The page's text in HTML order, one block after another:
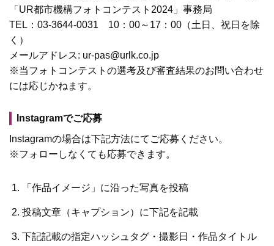
「UR都市機構フォトコンテスト2024」事務局
TEL：03-3644-0031 10：00～17：00（土日、祝日を除
く）
メールアドレス: ur-pas@urlk.co.jp
※当フォトコンテストの選考及び審査結果のお問い合わせ
には応じかねます。
Instagramでご応募
Instagramの場合は下記方法にてご応募ください。
※フォローしなくても応募できます。
「作品イメージ」に沿った写真を投稿
投稿文章（キャプション）に下記を記載
下記記載の指定ハッシュタグ・撮影日・作品タイトル